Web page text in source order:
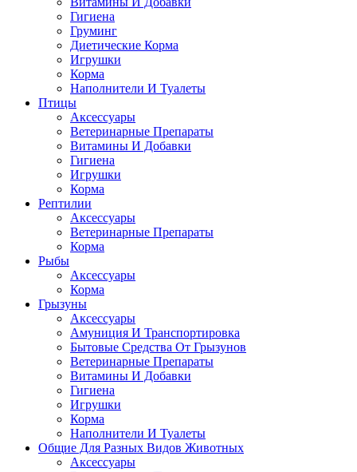
Гигиена
Груминг
Диетические Корма
Игрушки
Корма
Наполнители И Туалеты
Птицы
Аксессуары
Ветеринарные Препараты
Витамины И Добавки
Гигиена
Игрушки
Корма
Рептилии
Аксессуары
Ветеринарные Препараты
Корма
Рыбы
Аксессуары
Корма
Грызуны
Аксессуары
Амуниция И Транспортировка
Бытовые Средства От Грызунов
Ветеринарные Препараты
Витамины И Добавки
Гигиена
Игрушки
Корма
Наполнители И Туалеты
Общие Для Разных Видов Животных
Аксессуары